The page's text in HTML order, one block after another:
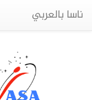
ناسا بالعربي